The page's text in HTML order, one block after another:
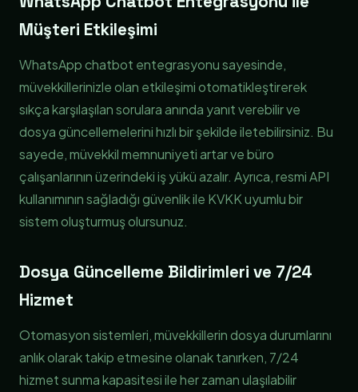
Müşteri Etkileşimi
WhatsApp chatbot entegrasyonu sayesinde,
müvekkillerinizle olan etkileşimi otomatikleştirerek
sıkça karşılaşılan sorulara anında yanıt verebilir ve
dosya güncellemelerini hızlı bir şekilde iletebilirsiniz. Bu
sayede, müvekkil memnuniyeti artar ve büro
çalışanlarının üzerindeki iş yükü azalır. Ayrıca, resmi API
kullanımının sağladığı güvenlik ile KVKK uyumlu bir
sistem oluşturmuş olursunuz.
Dosya Güncelleme Bildirimleri ve 7/24
Hizmet
Otomasyon sistemleri, müvekkillerin dosya durumlarını
anlık olarak takip etmesine olanak tanırken, 7/24
hizmet sunma kapasitesi ile her zaman ulaşılabilir